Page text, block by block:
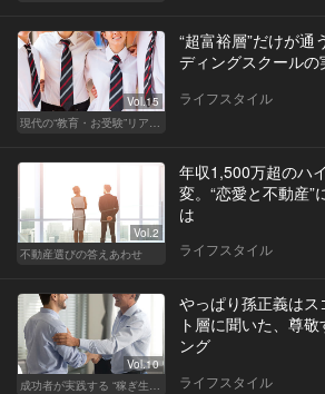
Vol.15
現代の“教育・お受験”リアルドキュメント
“超富裕層”だけが通
ディングスクールの
ライフスタイル
Vol.2
不動産選びの答えあわせ
年収1,500万超のハ
変。“恋愛と不動産”
は
ライフスタイル
Vol.10
成功者が実践する “稼ぎ生活”
やっぱり孫正義は
ト層に聞いた、尊
ング
ライフスタイル